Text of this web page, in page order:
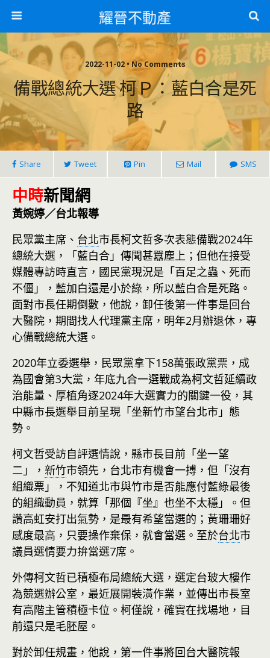
耀晉不動產
2022-11-02 • No Comments
備戰總統大選 柯Ｐ：藍白合是死
路
Share Tweet Pin Mail SMS
中時新聞網
黃婉婷／台北報導
民眾黨主席、 台北市長柯文哲多次表態備戰2024年
總統大選，「藍白合」傳聞甚囂塵上；但他在接受
媒體專訪時直言，國民黨現況是「百足之蟲、死而
不僵」，藍加白還是小於綠，所以藍白合是死路。
面對市長任期倒數，他說，卸任後第一件事是回台
大醫院，期間找人代理黨主席，明年2月辦退休，專
心備戰總統大選。
2020年立委選舉，民眾黨拿下158萬張政黨票，成
為國會第3大黨，年底九合一選戰成為柯文哲延續政
治能量、厚植角逐2024年大選實力的關鍵一役，其
中縣市長選舉目前呈現「坐新竹市望台北市」態
勢。
柯文哲受訪自評選情說，縣市長目前「坐一望
二」， 新竹市領先，台北市有機會一搏，但「沒有
組織票」，不知道北市與竹市是否能應付藍綠最後
的組織動員，就算「那個『坐』也坐不太穩」。但
讚高虹安打出氣勢，是最有希望當選的；黃珊珊好
感度最高，只要操作棄保，就會當選。至於台北市
議員選情要力拚當選7席。
外傳柯文哲已積極布局總統大選，選定台玻大樓作
為競選辦公室，最近展開裝潢作業，並傳出市長室
有高階主管積極卡位。柯僅說，確實在找場地，目
前還只是毛胚屋。
對於卸任規畫，他說，第一件事將回台大醫院報